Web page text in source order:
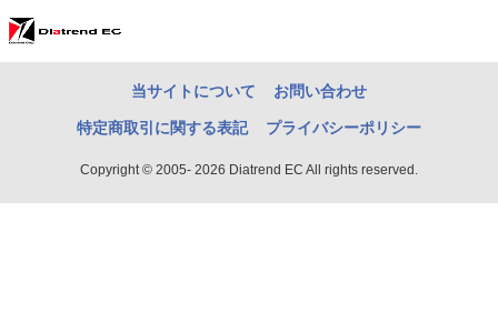
当サイトについて お問い合わせ
特定商取引に関する表記 プライバシーポリシー
Copyright © 2005- 2026 Diatrend EC All rights reserved.